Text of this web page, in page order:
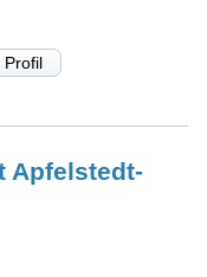
Profil
Apfelstedt-